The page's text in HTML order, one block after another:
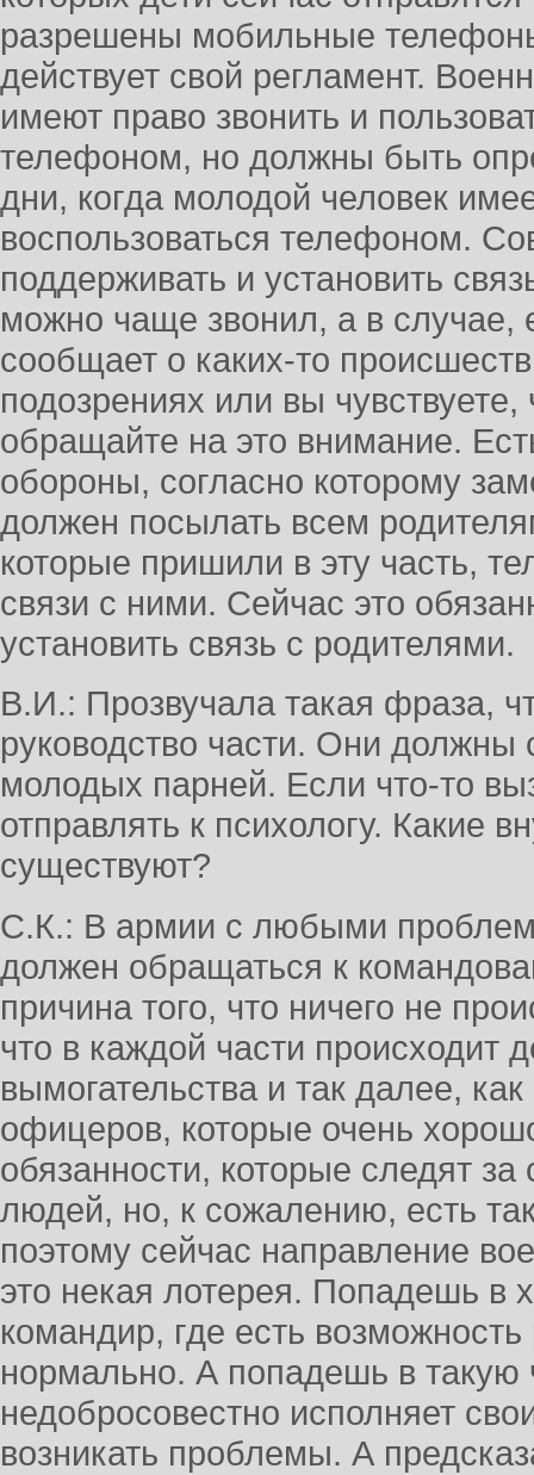
разрешены мобильные
действует свой регламент.
имеют право звонить и
телефоном, но должны быть
дни, когда молодой человек
воспользоваться телефоном.
поддерживать и установить
можно чаще звонил, а в случае,
сообщает о каких-то
подозрениях или вы чувствуете,
обращайте на это внимание.
обороны, согласно которому
должен посылать всем
которые пришили в эту часть,
связи с ними. Сейчас это
установить связь с родителями.
В.И.: Прозвучала такая фраза,
руководство части. Они должны
молодых парней. Если что-то
отправлять к психологу. Какие
существуют?
С.К.: В армии с любыми
должен обращаться к
причина того, что ничего не
что в каждой части происходит
вымогательства и так далее,
офицеров, которые очень
обязанности, которые следят
людей, но, к сожалению, есть
поэтому сейчас направление
это некая лотерея. Попадешь в
командир, где есть
нормально. А попадешь в такую
недобросовестно исполняет
возникать проблемы. А